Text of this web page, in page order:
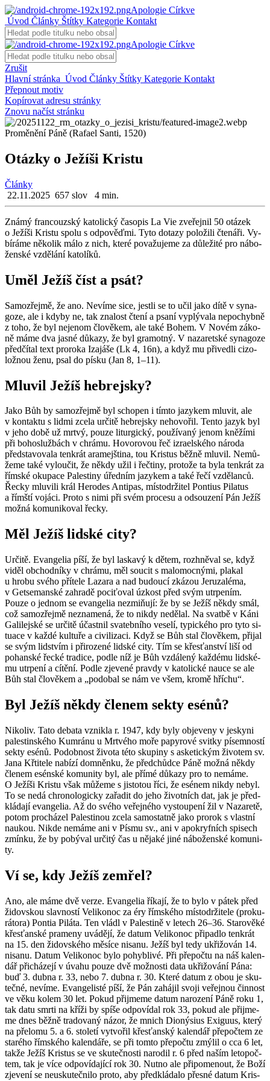
Apologie Církve
Úvod Články Štítky Kategorie Kontakt
Apologie Církve
Zrušit
Hlavní stránka Úvod Články Štítky Kategorie Kontakt
Přepnout motiv
Kopírovat adresu stránky
Znovu načíst stránku
Proměnění Páně (Rafael Santi, 1520)
Otázky o Ježíši Kristu
Články
22.11.2025 657 slov 4 min.
Známý fran­couz­ský ka­to­lic­ký ča­so­pis La Vie zve­řej­nil 50 otá­zek
o Je­ží­ši Kris­tu spolu s od­po­věď­mi. Tyto do­ta­zy po­lo­ži­li čte­ná­ři. Vy­
bí­rá­me ně­ko­lik málo z nich, které po­va­žu­je­me za dů­le­ži­té pro ná­bo­
žen­ské vzdě­lá­ní ka­to­lí­ků.
Uměl Ježíš číst a psát?
Sa­mo­zřej­mě, že ano. Ne­ví­me sice, jest­li se to učil jako dítě v sy­na­
go­ze, ale i kdyby ne, tak zna­lost čtení a psaní vy­plý­va­la ne­po­chyb­ně
z toho, že byl neje­nom člo­vě­kem, ale také Bohem. V Novém zá­ko­
ně máme dva jasné dů­ka­zy, že byl gra­mot­ný. V na­za­ret­ské sy­na­go­ze
před­čí­tal text pro­ro­ka Iza­já­še (Lk 4, 16n), a když mu při­ved­li ci­zo­
lož­nou ženu, psal do písku (Jan 8, 1–11).
Mlu­vil Ježíš hebrej­sky?
Jako Bůh by sa­mo­zřej­mě byl scho­pen i tímto ja­zy­kem mlu­vit, ale
v kon­tak­tu s lidmi zcela ur­či­tě hebrej­sky ne­ho­vo­řil. Tento jazyk byl
v jeho době už mrtvý, pouze li­tur­gic­ký, po­u­ží­va­ný jenom kně­ží­mi
při bo­ho­služ­bách v chrá­mu. Ho­vo­ro­vou řeč iz­ra­el­ské­ho ná­ro­da
před­sta­vo­va­la ten­krát ara­mej­šti­na, tou Kris­tus běžně mlu­vil. Ne­mů­
že­me také vy­lou­čit, že někdy užil i řečti­ny, pro­to­že ta byla ten­krát za
řím­ské oku­pa­ce Pa­les­ti­ny úřed­ním ja­zy­kem a také řečí vzdě­lan­ců.
Řecky mlu­vi­li král He­ro­des An­ti­pas, mís­to­dr­ži­tel Pon­tius Pi­la­tus
a římští vo­já­ci. Proto s nimi při svém pro­ce­su a od­sou­ze­ní Pán Ježíš
možná ko­mu­ni­ko­val řecky.
Měl Ježíš lid­ské city?
Ur­či­tě. Evan­ge­lia píší, že byl las­ka­vý k dětem, rozhně­val se, když
viděl ob­chod­ní­ky v chrá­mu, měl sou­cit s ma­lo­moc­ný­mi, pla­kal
u hrobu svého pří­te­le La­za­ra a nad bu­dou­cí zká­zou Je­ruza­lé­ma,
v Get­se­man­ské za­hra­dě po­ci­ťo­val úz­kost před svým utr­pe­ním.
Pouze o jed­nom se evan­ge­lia nezmiňují: že by se Ježíš někdy smál,
což sa­mo­zřej­mě ne­zna­me­ná, že to nikdy ne­dě­lal. Na svat­bě v Káni
Ga­li­lej­ské se ur­či­tě účast­nil sva­teb­ní­ho ve­se­lí, ty­pic­ké­ho pro tyto si­
tu­a­ce v každé kul­tu­ře a ci­vi­li­za­ci. Když se Bůh stal člo­vě­kem, při­jal
se svým lid­stvím i při­ro­ze­né lid­ské city. Tím se křes­ťan­ství liší od
po­han­ské řecké tra­di­ce, podle níž je Bůh vzdá­le­ný kaž­dé­mu lid­ské­
mu utr­pe­ní a cí­tě­ní. Podle zje­ve­né prav­dy v ka­to­lic­ké nauce se ale
Bůh stal člo­vě­kem a „po­do­bal se nám ve všem, kromě hří­chu“.
Byl Ježíš někdy čle­nem sekty esénů?
Ni­ko­liv. Tato de­ba­ta vznik­la r. 1947, kdy byly ob­je­ve­ny v jes­ky­ni
pa­les­tin­ské­ho Kumrá­nu u Mrt­vé­ho moře pa­py­ro­vé svit­ky pí­sem­nos­tí
sekty esénů. Po­dob­nost ži­vo­ta této sku­pi­ny s as­ke­tic­kým ži­vo­tem sv.
Jana Křti­te­le na­bí­zí do­mněn­ku, že před­chůd­ce Páně možná někdy
čle­nem esén­ské ko­mu­ni­ty byl, ale přímé dů­ka­zy pro to ne­má­me.
O Je­ží­ši Kris­tu však mů­že­me s jis­to­tou říci, že esé­nem nikdy nebyl.
To se nedá chro­no­lo­gic­ky za­řa­dit do jeho ži­vot­ních dat, jak je před­
klá­da­jí evan­ge­lia. Až do svého ve­řej­né­ho vy­stou­pe­ní žil v Na­za­re­tě,
potom pro­chá­zel Pa­les­ti­nou zcela sa­mo­stat­ně jako pro­rok s vlast­ní
nau­kou. Nikde ne­má­me ani v Písmu sv., ani v apo­kryf­ních spi­sech
zmín­ku, že by po­bý­val ur­či­tý čas u ně­ja­ké jiné ná­bo­žen­ské ko­mu­ni­
ty.
Ví se, kdy Ježíš ze­mřel?
Ano, ale máme dvě verze. Evan­ge­lia ří­ka­jí, že to bylo v pátek před
ži­dov­skou slav­nos­tí Ve­li­ko­noc za éry řím­ské­ho mís­to­dr­ži­te­le (pro­ku­
rá­to­ra) Pon­tia Pi­lá­ta. Ten vládl v Pa­les­ti­ně v le­tech 26–36. Sta­ro­vě­ké
křes­ťan­ské pra­me­ny uvá­dě­jí, že datum Ve­li­ko­noc při­padlo ten­krát
na 15. den ži­dov­ské­ho mě­sí­ce ni­sa­nu. Ježíš byl tedy ukři­žo­ván 14.
ni­sa­nu. Datum Ve­li­ko­noc bylo po­hyb­li­vé. Při pře­poč­tu na náš ka­len­
dář při­chá­ze­jí v úvahu pouze dvě mož­nos­ti data ukři­žo­vá­ní Pána:
buď 3. dubna r. 33, nebo 7. dubna r. 30. Které datum z obou je sku­
teč­né, ne­ví­me. Evan­ge­lis­té píší, že Pán za­há­jil svoji ve­řej­nou čin­nost
ve věku kolem 30 let. Pokud při­jme­me datum na­ro­ze­ní Páně roku 1,
tak datu smrti na kříži by spíše od­po­ví­dal rok 33, pokud ale při­jme­
me dnes běžně tra­do­va­ný názor, že mnich Di­o­ný­sius Exi­gu­us, který
na pře­lo­mu 5. a 6. sto­le­tí vy­tvo­řil křes­ťan­ský ka­len­dář pře­poč­tem ze
staré­ho řím­ské­ho ka­len­dá­ře, se při tomto pře­poč­tu zmý­lil o cca 6 let,
takže Ježíš Kris­tus se ve sku­teč­nos­ti na­ro­dil r. 6 před naším le­to­poč­
tem, tak je více od­po­ví­da­jí­cí rok 30. Nutno ale při­po­me­nout, že Boží
zje­ve­ní se ne­u­sku­teč­ni­lo proto, aby před­klá­da­lo přes­né datum Kris­